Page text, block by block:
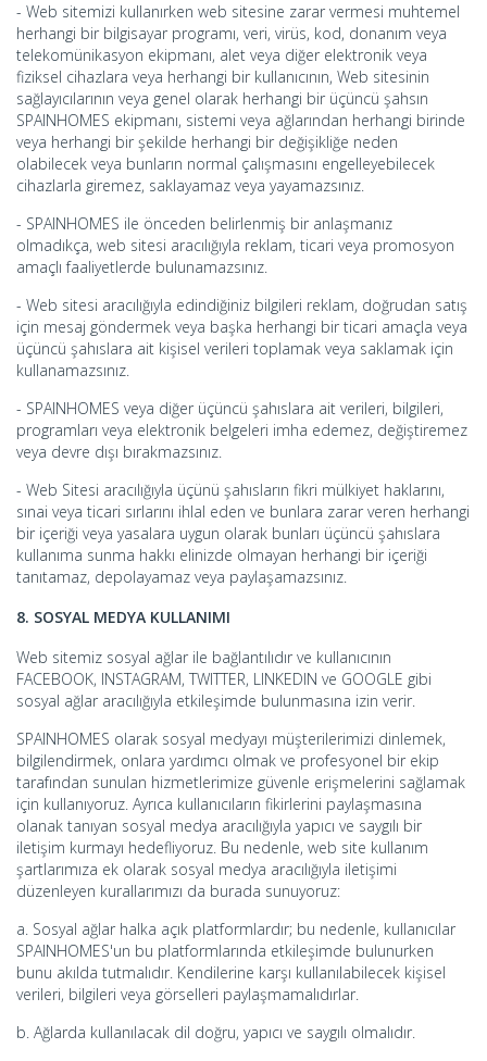
- Web sitemizi kullanırken web sitesine zarar vermesi muhtemel
herhangi bir bilgisayar programı, veri, virüs, kod, donanım veya
telekomünikasyon ekipmanı, alet veya diğer elektronik veya
fiziksel cihazlara veya herhangi bir kullanıcının, Web sitesinin
sağlayıcılarının veya genel olarak herhangi bir üçüncü şahsın
SPAINHOMES ekipmanı, sistemi veya ağlarından herhangi birinde
veya herhangi bir şekilde herhangi bir değişikliğe neden
olabilecek veya bunların normal çalışmasını engelleyebilecek
cihazlarla giremez, saklayamaz veya yayamazsınız.
- SPAINHOMES ile önceden belirlenmiş bir anlaşmanız
olmadıkça, web sitesi aracılığıyla reklam, ticari veya promosyon
amaçlı faaliyetlerde bulunamazsınız.
- Web sitesi aracılığıyla edindiğiniz bilgileri reklam, doğrudan satış
için mesaj göndermek veya başka herhangi bir ticari amaçla veya
üçüncü şahıslara ait kişisel verileri toplamak veya saklamak için
kullanamazsınız.
- SPAINHOMES veya diğer üçüncü şahıslara ait verileri, bilgileri,
programları veya elektronik belgeleri imha edemez, değiştiremez
veya devre dışı bırakmazsınız.
- Web Sitesi aracılığıyla üçünü şahısların fikri mülkiyet haklarını,
sınai veya ticari sırlarını ihlal eden ve bunlara zarar veren herhangi
bir içeriği veya yasalara uygun olarak bunları üçüncü şahıslara
kullanıma sunma hakkı elinizde olmayan herhangi bir içeriği
tanıtamaz, depolayamaz veya paylaşamazsınız.
8. SOSYAL MEDYA KULLANIMI
Web sitemiz sosyal ağlar ile bağlantılıdır ve kullanıcının
FACEBOOK, INSTAGRAM, TWITTER, LINKEDIN ve GOOGLE gibi
sosyal ağlar aracılığıyla etkileşimde bulunmasına izin verir.
SPAINHOMES olarak sosyal medyayı müşterilerimizi dinlemek,
bilgilendirmek, onlara yardımcı olmak ve profesyonel bir ekip
tarafından sunulan hizmetlerimize güvenle erişmelerini sağlamak
için kullanıyoruz. Ayrıca kullanıcıların fikirlerini paylaşmasına
olanak tanıyan sosyal medya aracılığıyla yapıcı ve saygılı bir
iletişim kurmayı hedefliyoruz. Bu nedenle, web site kullanım
şartlarımıza ek olarak sosyal medya aracılığıyla iletişimi
düzenleyen kurallarımızı da burada sunuyoruz:
a. Sosyal ağlar halka açık platformlardır; bu nedenle, kullanıcılar
SPAINHOMES'un bu platformlarında etkileşimde bulunurken
bunu akılda tutmalıdır. Kendilerine karşı kullanılabilecek kişisel
verileri, bilgileri veya görselleri paylaşmamalıdırlar.
b. Ağlarda kullanılacak dil doğru, yapıcı ve saygılı olmalıdır.